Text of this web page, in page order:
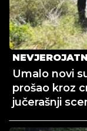
Umalo novi
prošao kroz
jučerašnji